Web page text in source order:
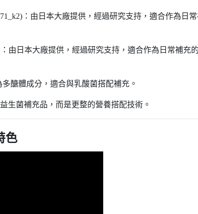
： 由日本大廠提供，經過研究支持，適合作為日
： 由日本大廠提供，經過研究支持，適合作為日常補充的
醣體成分，適合與乳酸菌搭配補充。
生菌補充品，而是更整的營養搭配技術。
色